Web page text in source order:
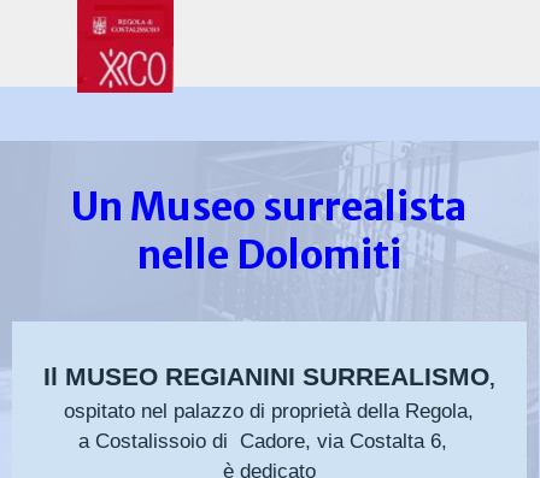
Salta menù
Un Museo surrealista
nelle Dolomiti
Il MUSEO REGIANINI SURREALISMO,
ospitato nel palazzo di proprietà della Regola,
a Costalissoio di Cadore, via Costalta 6,
è dedicato